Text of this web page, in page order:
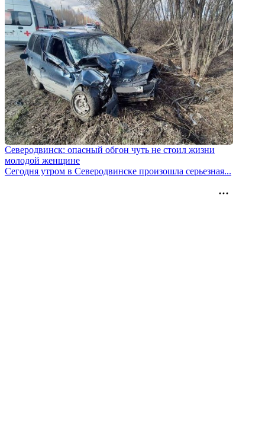
Северодвинск: опасный обгон чуть не стоил жизни
молодой женщине
Сегодня утром в Северодвинске произошла серьезная...